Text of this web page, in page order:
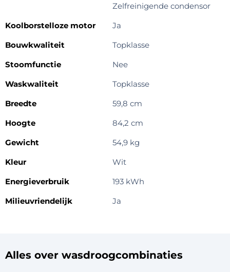
Zelfreinigende condensor
Koolborstelloze motor
Ja
Bouwkwaliteit
Topklasse
Stoomfunctie
Nee
Waskwaliteit
Topklasse
Breedte
59,8 cm
Hoogte
84,2 cm
Gewicht
54,9 kg
Kleur
Wit
Energieverbruik
193 kWh
Milieuvriendelijk
Ja
Alles over wasdroogcombinaties